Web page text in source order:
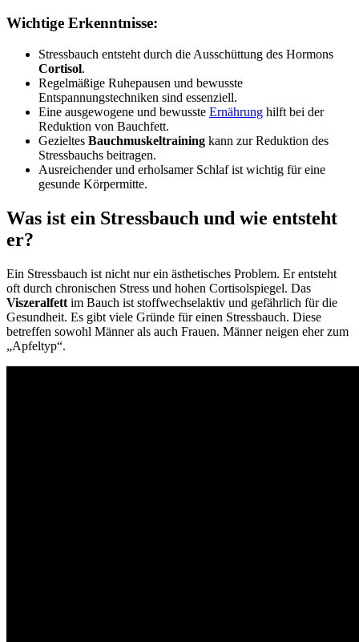
Wichtige Erkenntnisse:
Stressbauch entsteht durch die Ausschüttung des Hormons
Cortisol.
Regelmäßige Ruhepausen und bewusste
Entspannungstechniken sind essenziell.
Eine ausgewogene und bewusste Ernährung hilft bei der
Reduktion von Bauchfett.
Gezieltes Bauchmuskeltraining kann zur Reduktion des
Stressbauchs beitragen.
Ausreichender und erholsamer Schlaf ist wichtig für eine
gesunde Körpermitte.
Was ist ein Stressbauch und wie entsteht
er?
Ein Stressbauch ist nicht nur ein ästhetisches Problem. Er entsteht
oft durch chronischen Stress und hohen Cortisolspiegel. Das
Viszeralfett im Bauch ist stoffwechselaktiv und gefährlich für die
Gesundheit. Es gibt viele Gründe für einen Stressbauch. Diese
betreffen sowohl Männer als auch Frauen. Männer neigen eher zum
„Apfeltyp“.